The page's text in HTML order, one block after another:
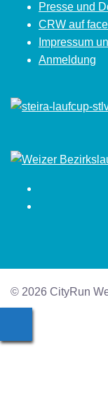
Presse und
CRW auf
Impressum
Anmeldung
© 2026 CityRun